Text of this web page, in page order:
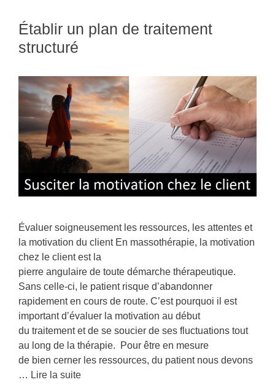
Établir un plan de traitement
structuré
Évaluer soigneusement les ressources, les attentes et
la motivation du client En massothérapie, la motivation
chez le client est la
pierre angulaire de toute démarche thérapeutique.
Sans celle-ci, le patient risque d’abandonner
rapidement en cours de route. C’est pourquoi il est
important d’évaluer la motivation au début
du traitement et de se soucier de ses fluctuations tout
au long de la thérapie. Pour être en mesure
de bien cerner les ressources, du patient nous devons
… Lire la suite